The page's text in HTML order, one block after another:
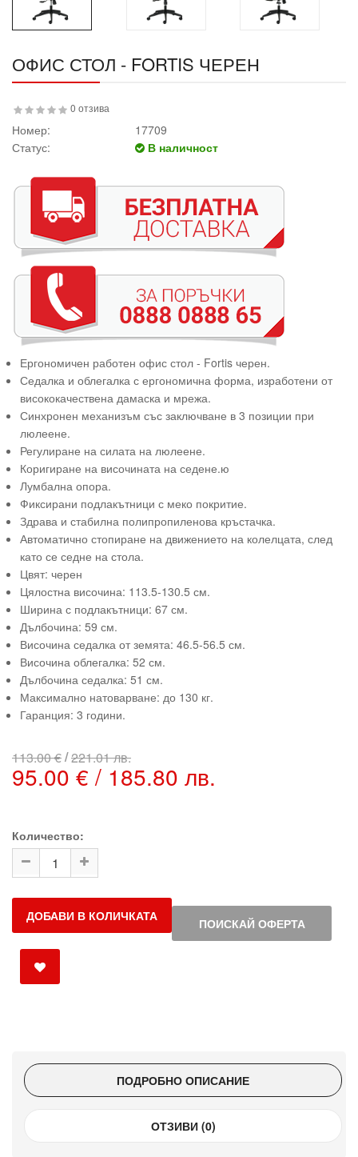
ОФИС СТОЛ - FORTIS ЧЕРЕН
0 отзива
Номер:
17709
Статус:
В наличност
Ергономичен работен офис стол - Fortis черен.
Седалка и облегалка с ергономична форма, изработени от
висококачествена дамаска и мрежа.
Синхронен механизъм със заключване в 3 позиции при
люлеене.
Регулиране на силата на люлеене.
Коригиране на височината на седене.ю
Лумбална опора.
Фиксирани подлакътници с меко покритие.
Здрава и стабилна полипропиленова кръстачка.
Автоматично стопиране на движението на колелцата, след
като се седне на стола.
Цвят: черен
Цялостна височина: 113.5-130.5 см.
Ширина с подлакътници: 67 см.
Дълбочина: 59 см.
Височина седалка от земята: 46.5-56.5 см.
Височина облегалка: 52 см.
Дълбочина седалка: 51 см.
Максимално натоварване: до 130 кг.
Гаранция: 3 години.
113.00 €/221.01 лв.
95.00 € / 185.80 лв.
Количество:
ДОБАВИ В КОЛИЧКАТА ПОИСКАЙ ОФЕРТА
ПОДРОБНО ОПИСАНИЕ
ОТЗИВИ (0)